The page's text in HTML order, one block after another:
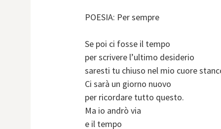
POESIA: Per sempre
Se poi ci fosse il tempo
per scrivere l’ultimo desiderio
saresti tu chiuso nel mio cuore
Ci sarà un giorno nuovo
per ricordare tutto questo.
Ma io andrò via
e il tempo